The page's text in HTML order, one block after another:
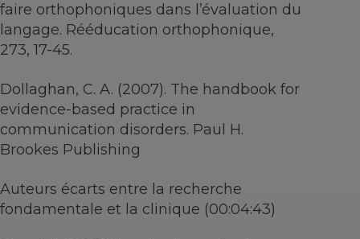
faire orthophoniques dans l’évaluation du
langage. Rééducation orthophonique,
273, 17-45.
Dollaghan, C. A. (2007). The handbook for
evidence-based practice in
communication disorders. Paul H.
Brookes Publishing
Auteurs écarts entre la recherche
fondamentale et la clinique (00:04:43)